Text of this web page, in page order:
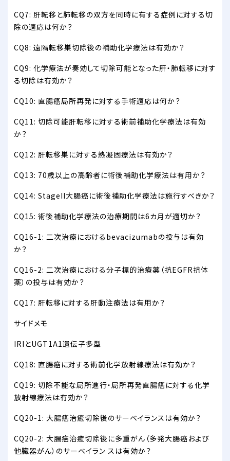
CQ7: 肝転移と肺転移の双方を同時に有する症例に対する切
除の適応は何か？
CQ8: 遠隔転移巣切除後の補助化学療法は有効か？
CQ9: 化学療法が奏効して切除可能となった肝・肺転移に対す
る切除は有効か？
CQ10: 直腸癌局所再発に対する手術適応は何か？
CQ11: 切除可能肝転移に対する術前補助化学療法は有効
か？
CQ12: 肝転移巣に対する熱凝固療法は有効か？
CQ13: 70歳以上の高齢者に術後補助化学療法は有用か？
CQ14: StageII大腸癌に術後補助化学療法は施行すべきか？
CQ15: 術後補助化学療法の治療期間は6カ月が適切か？
CQ16-1: 二次治療におけるbevacizumabの投与は有効
か？
CQ16-2: 二次治療における分子標的治療薬（抗EGFR抗体
薬）の投与は有効か？
CQ17: 肝転移に対する肝動注療法は有用か？
サイドメモ
IRIとUGT1A1遺伝子多型
CQ18: 直腸癌に対する術前化学放射線療法は有効か？
CQ19: 切除不能な局所進行・局所再発直腸癌に対する化学
放射線療法は有効か？
CQ20-1: 大腸癌治癒切除後のサーベイランスは有効か？
CQ20-2: 大腸癌治癒切除後に多重がん（多発大腸癌および
他臓器がん）のサーベイラン スは有効か？